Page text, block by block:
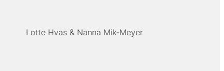
Lotte Hvas Nanna Mik-Meyer